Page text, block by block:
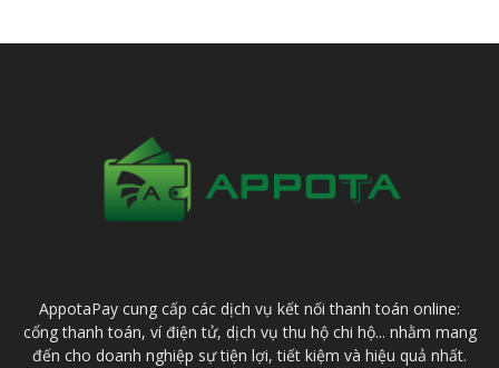
AppotaPay cung cấp các dịch vụ kết nối thanh toán online:
cổng thanh toán, ví điện tử, dịch vụ thu hộ chi hộ... nhằm mang
đến cho doanh nghiệp sự tiện lợi, tiết kiệm và hiệu quả nhất.